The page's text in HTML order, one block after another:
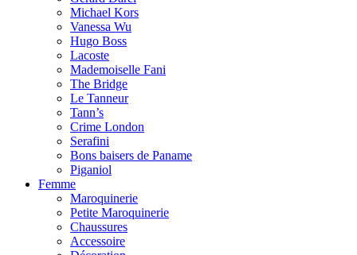
Michael Kors
Vanessa Wu
Hugo Boss
Lacoste
Mademoiselle Fani
The Bridge
Le Tanneur
Tann’s
Crime London
Serafini
Bons baisers de Paname
Piganiol
Femme
Maroquinerie
Petite Maroquinerie
Chaussures
Accessoire